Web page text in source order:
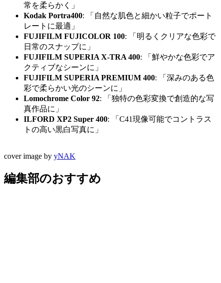
常を柔らかく」
Kodak Portra400: 「自然な肌色と細かい粒子でポート
レートに最適」
FUJIFILM FUJICOLOR 100: 「明るくクリアな色彩で
日常のスナップに」
FUJIFILM SUPERIA X-TRA 400: 「鮮やかな色彩でア
クティブなシーンに」
FUJIFILM SUPERIA PREMIUM 400: 「深みのある色
彩で柔らかい光のシーンに」
Lomochrome Color 92: 「独特の色彩変換で創造的な写
真作品に」
ILFORD XP2 Super 400: 「C41現像可能でコントラス
トの高い黒白写真に」
cover image by yNAK
編集部のおすすめ